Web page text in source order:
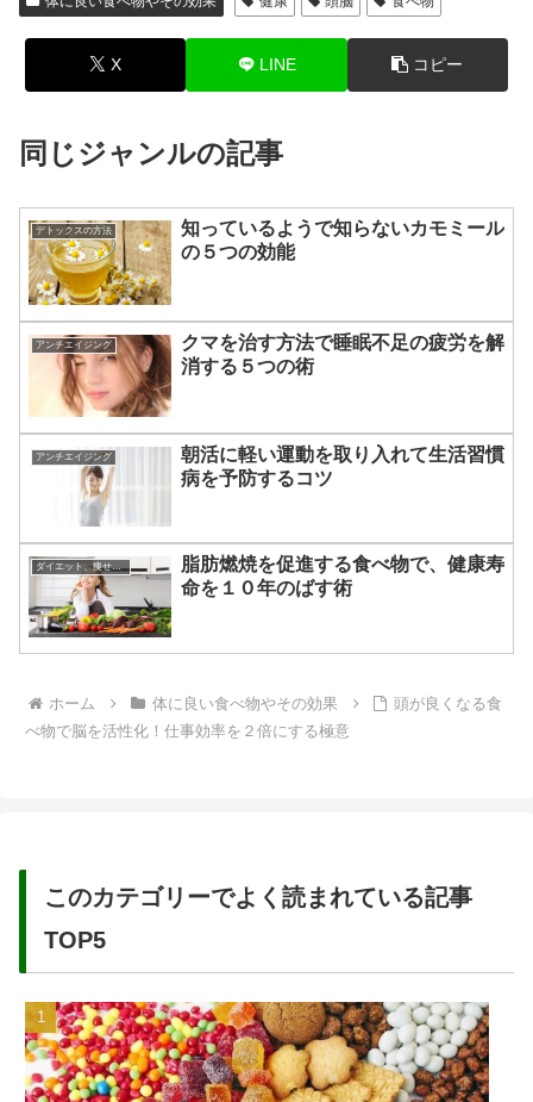
X LINE コピー
同じジャンルの記事
デトックスの方法
知っているようで知らないカモミール
の５つの効能
アンチエイジング
クマを治す方法で睡眠不足の疲労を解
消する５つの術
アンチエイジング
朝活に軽い運動を取り入れて生活習慣
病を予防するコツ
ダイエット、痩せる方法
脂肪燃焼を促進する食べ物で、健康寿
命を１０年のばす術
ホーム 体に良い食べ物やその効果
頭が良くなる食
べ物で脳を活性化！仕事効率を２倍にする極意
このカテゴリーでよく読まれている記事
TOP5